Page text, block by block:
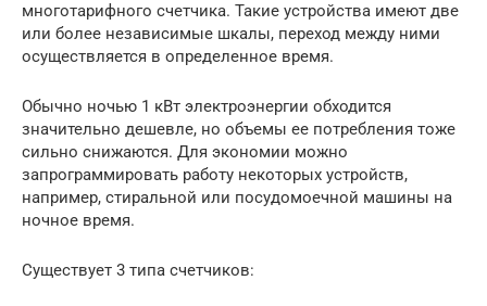
многотарифного счетчика. Такие устройства имеют две
или более независимые шкалы, переход между ними
осуществляется в определенное время.
Обычно ночью 1 кВт электроэнергии обходится
значительно дешевле, но объемы ее потребления тоже
сильно снижаются. Для экономии можно
запрограммировать работу некоторых устройств,
например, стиральной или посудомоечной машины на
ночное время.
Существует 3 типа счетчиков: